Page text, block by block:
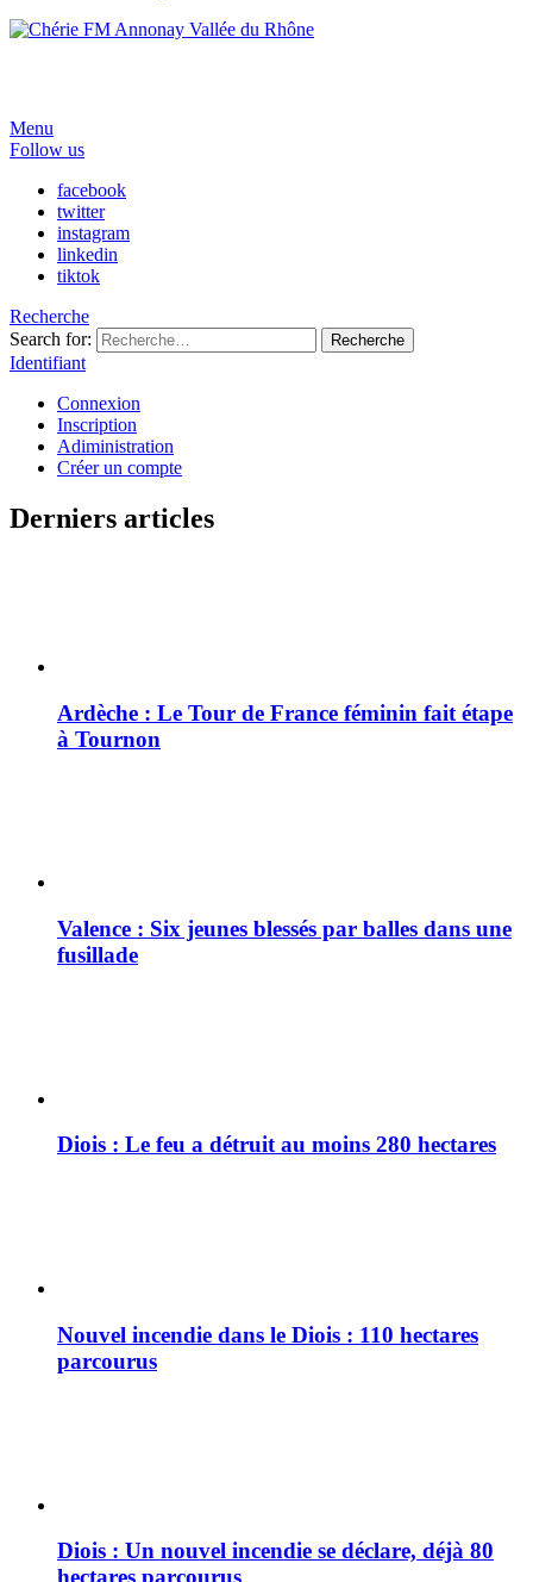
Menu
Follow us
facebook
twitter
instagram
linkedin
tiktok
Recherche
Search for:
Recherche
Identifiant
Connexion
Inscription
Adiministration
Créer un compte
Derniers articles
Ardèche : Le Tour de France féminin fait étape
à Tournon
Valence : Six jeunes blessés par balles dans une
fusillade
Diois : Le feu a détruit au moins 280 hectares
Nouvel incendie dans le Diois : 110 hectares
parcourus
Diois : Un nouvel incendie se déclare, déjà 80
hectares parcourus